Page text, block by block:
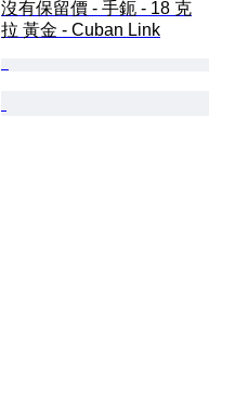
沒有保留價 - 手鈪 - 18 克
拉 黃金 - Cuban Link